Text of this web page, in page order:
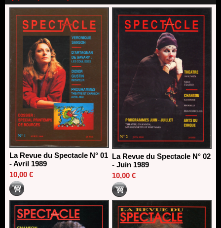
Dispositif SACD Auteurs d'espaces : les lauréats 2026
18/03/2026
La Revue du Spectacle N° 01
- Avril 1989
10,00 €
La Revue du Spectacle N° 02
- Juin 1989
10,00 €